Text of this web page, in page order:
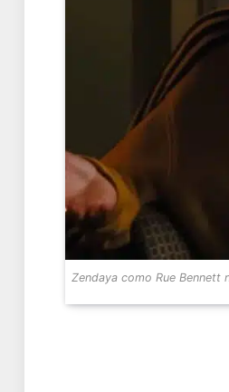
Zendaya como Rue